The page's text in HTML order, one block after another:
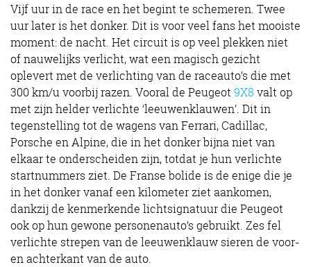
Vijf uur in de race en het begint te schemeren. Twee
uur later is het donker. Dit is voor veel fans het mooiste
moment: de nacht. Het circuit is op veel plekken niet
of nauwelijks verlicht, wat een magisch gezicht
oplevert met de verlichting van de raceauto’s die met
300 km/u voorbij razen. Vooral de Peugeot 9X8 valt op
met zijn helder verlichte ‘leeuwenklauwen’. Dit in
tegenstelling tot de wagens van Ferrari, Cadillac,
Porsche en Alpine, die in het donker bijna niet van
elkaar te onderscheiden zijn, totdat je hun verlichte
startnummers ziet. De Franse bolide is de enige die je
in het donker vanaf een kilometer ziet aankomen,
dankzij de kenmerkende lichtsignatuur die Peugeot
ook op hun gewone personenauto’s gebruikt. Zes fel
verlichte strepen van de leeuwenklauw sieren de voor-
en achterkant van de auto.